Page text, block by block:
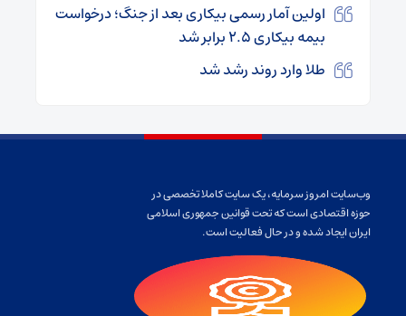
اولین آمار رسمی بیکاری بعد از جنگ؛ درخواست
بیمه بیکاری ۲.۵ برابر شد
طلا وارد روند رشد شد
وب‌سایت امروز سرمایه، یک سایت کاملا تخصصی در
حوزه اقتصادی است که تحت قوانین جمهوری اسلامی
ایران ایجاد شده و در حال فعالیت است.